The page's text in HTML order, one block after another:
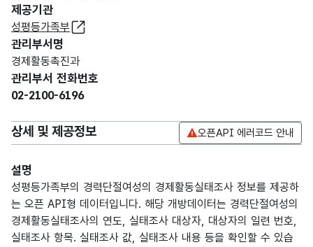
제공기관
성평등가족부
관리부서명
경제활동촉진과
관리부서 전화번호
02-2100-6196
상세 및 제공정보 오픈API 에러코드 안내
설명
성평등가족부의 경력단절여성의 경제활동실태조사 정보를 제공하
는 오픈 API형 데이터입니다. 해당 개방데이터는 경력단절여성의
경제활동실태조사의 연도, 실태조사 대상자, 대상자의 일련 번호,
실태조사 항목. 실태조사 값, 실태조사 내용 등을 확인할 수 있습